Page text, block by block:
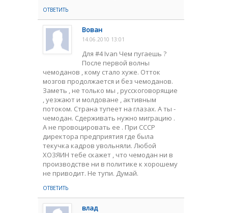
ОТВЕТИТЬ
Вован
14.06.2010 13:01
Для #4 Ivan Чем пугаешь ?
После первой волны
чемоданов , кому стало хуже. Отток
мозгов продолжается и без чемоданов.
Заметь , не только мы , русскоговорящие
, уезжают и молдоване , активным
потоком. Страна тупеет на глазах. А ты -
чемодан. Сдерживать нужно миграцию .
А не провоцировать ее . При СССР
директора предприятия где была
текучка кадров увольняли. Любой
ХОЗЯИН тебе скажет , что чемодан ни в
производстве ни в политике к хорошему
не приводит. Не тупи. Думай.
ОТВЕТИТЬ
влад